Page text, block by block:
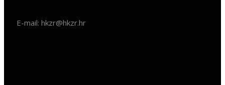
E-mail: hkzr@hkzr.hr